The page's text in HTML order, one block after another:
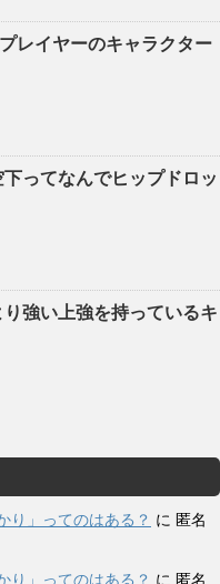
レイヤーのキャラクター
下ってなんでヒップドロッ
り強い上強を持っているキ
り」ってのはある？ に 匿名
り」ってのはある？ に 匿名